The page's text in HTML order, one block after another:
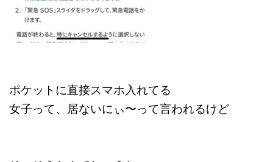
ポケットに直接スマホ入れてる
女子って、居ないにぃ〜って言われるけど